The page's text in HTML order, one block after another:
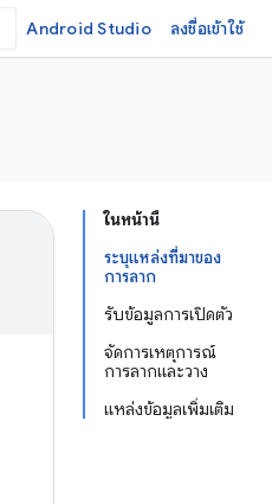
Android Studio ลงชื่อเข้าใช้
ในหน้านี้
ระบุแหล่งที่มาของ
การลาก
รับข้อมูลการเปิดตัว
จัดการเหตุการณ์
การลากและวาง
แหล่งข้อมูลเพิ่มเติม